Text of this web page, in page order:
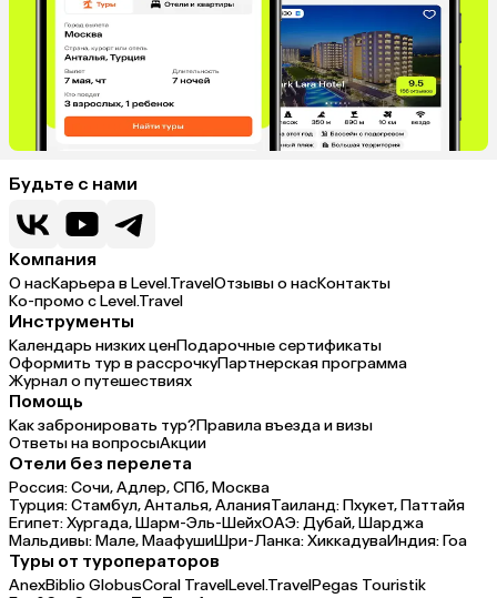
Будьте с нами
Компания
О насКарьера в Level.TravelОтзывы о насКонтакты
Ко-промо с Level.Travel
Инструменты
Календарь низких ценПодарочные сертификаты
Оформить тур в рассрочкуПартнерская программа
Журнал о путешествиях
Помощь
Как забронировать тур?Правила въезда и визы
Ответы на вопросыАкции
Отели без перелета
Россия:Сочи,Адлер,СПб,Москва
Турция:Стамбул,Анталья,АланияТаиланд:Пхукет,Паттайя
Египет:Хургада,Шарм-Эль-ШейхОАЭ:Дубай,Шарджа
Мальдивы:Мале,МаафушиШри-Ланка:ХиккадуваИндия:Гоа
Туры от туроператоров
AnexBiblio GlobusCoral TravelLevel.TravelPegas Touristik